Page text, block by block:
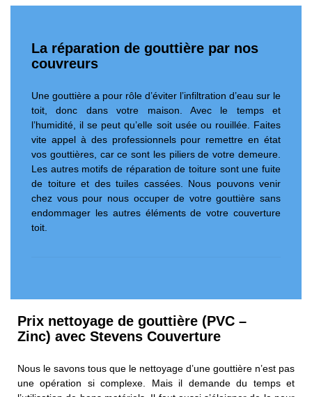
La réparation de gouttière par nos
couvreurs
Une gouttière a pour rôle d’éviter l’infiltration d’eau sur le
toit, donc dans votre maison. Avec le temps et
l’humidité, il se peut qu’elle soit usée ou rouillée. Faites
vite appel à des professionnels pour remettre en état
vos gouttières, car ce sont les piliers de votre demeure.
Les autres motifs de réparation de toiture sont une fuite
de toiture et des tuiles cassées. Nous pouvons venir
chez vous pour nous occuper de votre gouttière sans
endommager les autres éléments de votre couverture
toit.
Prix nettoyage de gouttière (PVC –
Zinc) avec Stevens Couverture
Nous le savons tous que le nettoyage d’une gouttière n’est pas
une opération si complexe. Mais il demande du temps et